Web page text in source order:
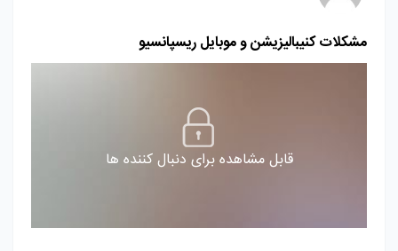
مشکلات کنیبالیزیشن و موبایل ریسپانسیو
قابل مشاهده برای دنبال کننده ها